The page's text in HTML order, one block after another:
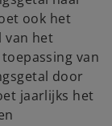
ook het
van het
van
door
jaarlijks het